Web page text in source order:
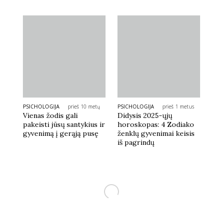
PSICHOLOGIJA prieš 10 metų
Vienas žodis gali
pakeisti jūsų santykius ir
gyvenimą į gerąją pusę
PSICHOLOGIJA prieš 1 metus
Didysis 2025-ųjų
horoskopas: 4 Zodiako
ženklų gyvenimai keisis
iš pagrindų